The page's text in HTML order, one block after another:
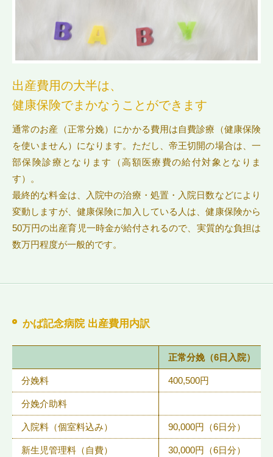
出産費用の大半は、
健康保険でまかなうことができます
通常のお産（正常分娩）にかかる費用は自費診療（健康保険
を使いません）になります。ただし、帝王切開の場合は、一
部保険診療となります（高額医療費の給付対象となりま
す）。
最終的な料金は、入院中の治療・処置・入院日数などにより
変動しますが、健康保険に加入している人は、健康保険から
50万円の出産育児一時金が給付されるので、実質的な負担は
数万円程度が一般的です。
かば記念病院 出産費用内訳
正常分娩（6日入院）
分娩料 400,500円
分娩介助料
入院料（個室料込み） 90,000円（6日分）
新生児管理料（自費） 30,000円（6日分）